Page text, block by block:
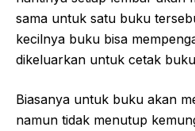
sama untuk satu buku
kecilnya buku bisa
dikeluarkan untuk cetak
Biasanya untuk buku akan
namun tidak menutup